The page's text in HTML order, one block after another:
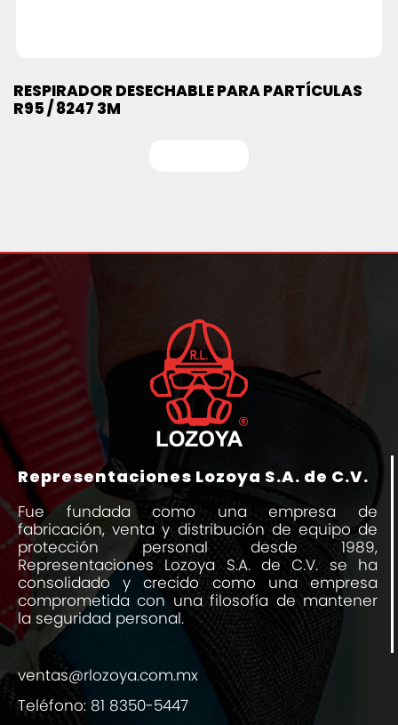
RESPIRADOR DESECHABLE PARA PARTÍCULAS
R95 / 8247 3M
Representaciones Lozoya S.A. de C.V.
Fue fundada como una empresa de
fabricación, venta y distribución de equipo de
protección personal desde 1989,
Representaciones Lozoya S.A. de C.V. se ha
consolidado y crecido como una empresa
comprometida con una filosofía de mantener
la seguridad personal.
ventas@rlozoya.com.mx
Teléfono: 81 8350-5447